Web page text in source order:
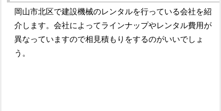
岡山市北区で建設機械のレンタルを行っている会社を紹
介します。会社によってラインナップやレンタル費用が
異なっていますので相見積もりをするのがいいでしょ
う。